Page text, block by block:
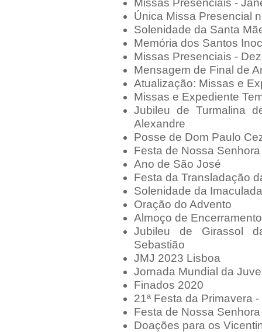
Missas Presenciais -
Única Missa Presencial
Solenidade da Santa
Memória dos Santos
Missas Presenciais -
Mensagem de Final de
Atualização: Missas e
Missas e Expediente
Jubileu de Turmalina
Alexandre
Posse de Dom Paulo
Festa de Nossa
Ano de São José
Festa da Transladação
Solenidade da
Oração do Advento
Almoço de
Jubileu de Girassol
Sebastião
JMJ 2023 Lisboa
Jornada Mundial da
Finados 2020
21ª Festa da Primavera
Festa de Nossa
Doações para os